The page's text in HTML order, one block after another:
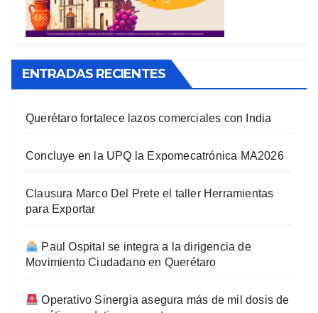
ENTRADAS RECIENTES
Querétaro fortalece lazos comerciales con India
Concluye en la UPQ la Expomecatrónica MA2026
Clausura Marco Del Prete el taller Herramientas
para Exportar
Paul Ospital se integra a la dirigencia de
Movimiento Ciudadano en Querétaro
Operativo Sinergia asegura más de mil dosis de